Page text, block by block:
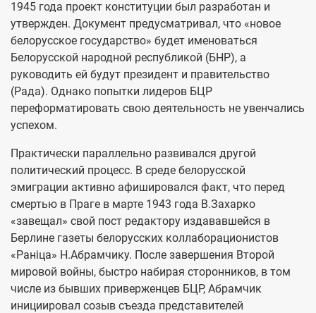
1945 года проект конституции был разработан и
утвержден. Документ предусматривал, что «новое
белорусское государство» будет именоваться
Белорусской народной республикой (БНР), а
руководить ей будут президент и правительство
(Рада). Однако попытки лидеров БЦР
переформатировать свою деятельность не увенчались
успехом.
Практически параллельно развивался другой
политический процесс. В среде белорусской
эмиграции активно афишировался факт, что перед
смертью в Праге в марте 1943 года В.Захарко
«завещал» свой пост редактору издававшейся в
Берлине газеты белорусских коллаборационистов
«Раніца» Н.Абрамчику. После завершения Второй
мировой войны, быстро набирая сторонников, в том
числе из бывших приверженцев БЦР, Абрамчик
инициировал созыв съезда представителей